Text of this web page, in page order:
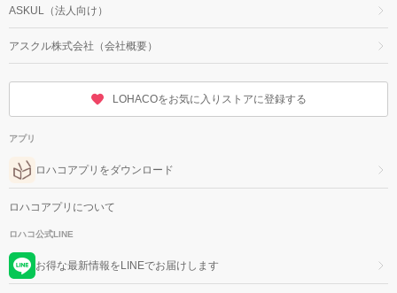
ASKUL（法人向け）
アスクル株式会社（会社概要）
LOHACOをお気に入りストアに登録する
アプリ
ロハコアプリをダウンロード
ロハコアプリについて
ロハコ公式LINE
お得な最新情報をLINEでお届けします